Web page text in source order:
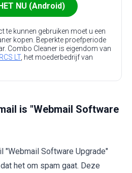
NU (Android)
te kunnen gebruiken moet u een
kopen. Beperkte proefperiode
Combo Cleaner is eigendom van
RCS LT, het moederbedrijf van
is "Webmail Software
"Webmail Software Upgrade"
het om spam gaat. Deze